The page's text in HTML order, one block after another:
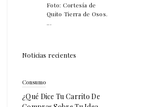
Foto: Cortesía de
Quito Tierra de Osos.
...
Noticias recientes
Consumo
¿Qué Dice Tu Carrito De